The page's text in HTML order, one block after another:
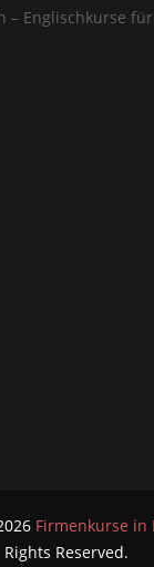
– Englischkurse
Firmenkurse in
Rights Reserved.